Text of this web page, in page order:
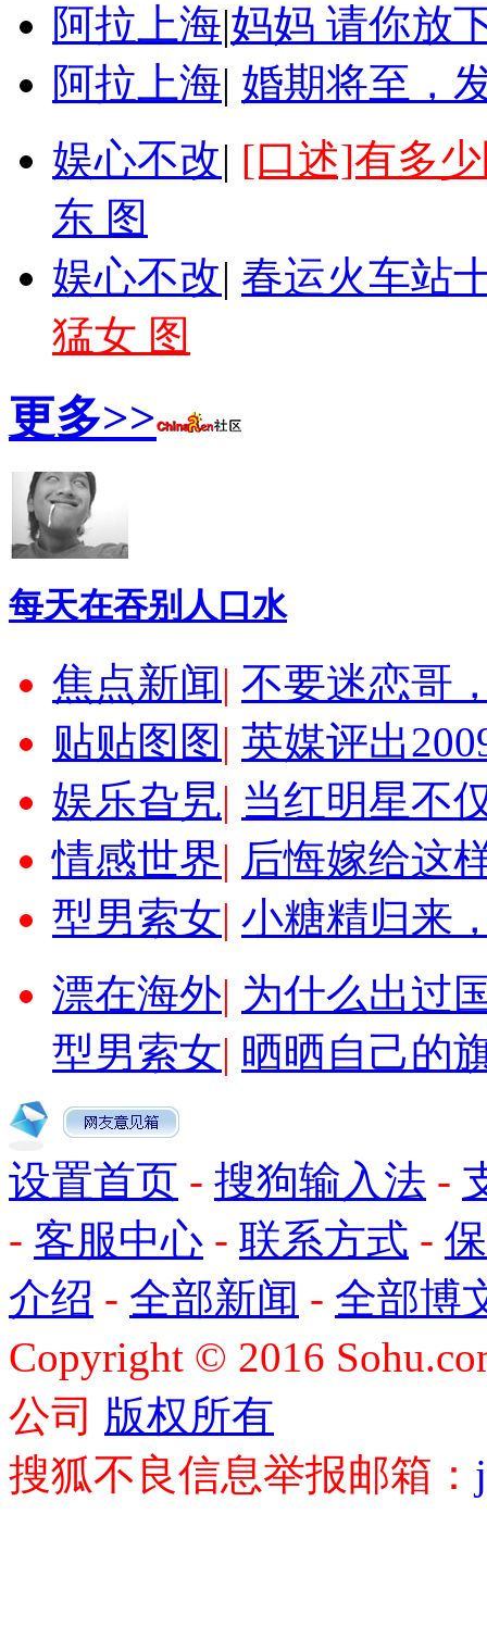
阿拉上海|妈妈 请你放
阿拉上海| 婚期将至，
娱心不改| [口述]有多
东 图
娱心不改| 春运火车站
猛女 图
更多>>
每天在吞别人口水
焦点新闻| 不要迷恋哥
贴贴图图 | 英媒评出
娱乐旮旯| 当红明星不
情感世界| 后悔嫁给这
型男索女| 小糖精归来
漂在海外| 为什么出过
型男索女| 晒晒自己的
设置首页 - 搜狗输入法 -
- 客服中心 - 联系方式 -
介绍 - 全部新闻 - 全部博
Copyright © 2016
公司 版权所有
搜狐不良信息举报邮箱：